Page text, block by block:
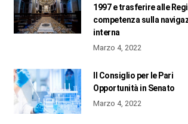
1997 e trasferire alle
competenza sulla
interna
Marzo 4, 2022
Il Consiglio per le Pari
Opportunità in Senato
Marzo 4, 2022